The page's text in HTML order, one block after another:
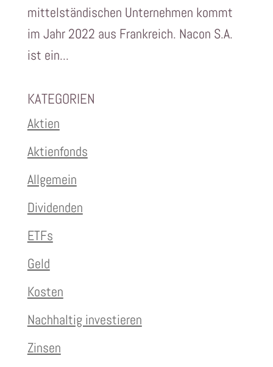
mittelständischen Unternehmen kommt
im Jahr 2022 aus Frankreich. Nacon S.A.
ist ein...
KATEGORIEN
Aktien
Aktienfonds
Allgemein
Dividenden
ETFs
Geld
Kosten
Nachhaltig investieren
Zinsen